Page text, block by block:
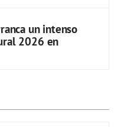
un intenso
2026 en